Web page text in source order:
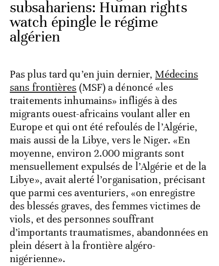
subsahariens: Human rights
watch épingle le régime
algérien
Pas plus tard qu’en juin dernier, Médecins
sans frontières (MSF) a dénoncé «les
traitements inhumains» infligés à des
migrants ouest-africains voulant aller en
Europe et qui ont été refoulés de l’Algérie,
mais aussi de la Libye, vers le Niger. «En
moyenne, environ 2.000 migrants sont
mensuellement expulsés de l’Algérie et de la
Libye», avait alerté l’organisation, précisant
que parmi ces aventuriers, «on enregistre
des blessés graves, des femmes victimes de
viols, et des personnes souffrant
d’importants traumatismes, abandonnées en
plein désert à la frontière algéro-
nigérienne».